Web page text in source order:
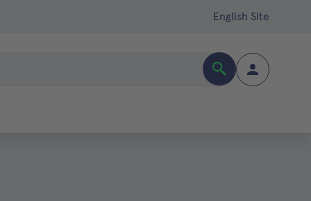
English Site